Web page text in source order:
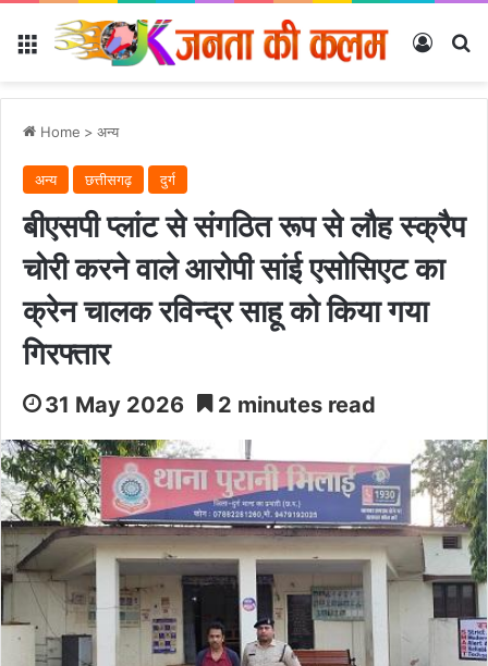
Menu Log In
Home > अन्‍य
अन्‍य छत्तीसगढ़ दुर्ग
बीएसपी प्लांट से संगठित रूप से लौह स्क्रैप
चोरी करने वाले आरोपी सांई एसोसिएट का
क्रेन चालक रविन्द्र साहू को किया गया
गिरफ्तार
31 May 2026 2 minutes read